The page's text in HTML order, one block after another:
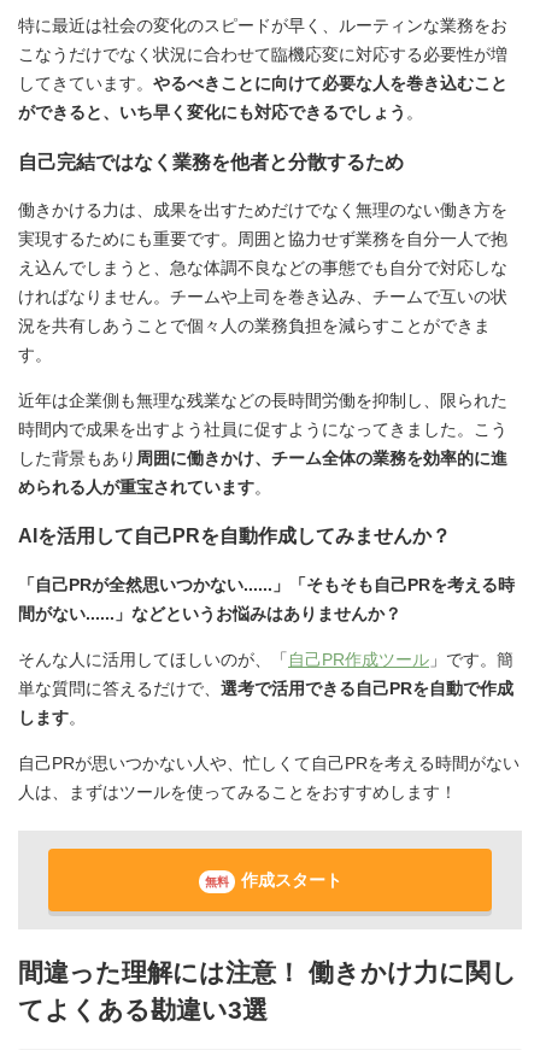
特に最近は社会の変化のスピードが早く、ルーティンな業務をお
こなうだけでなく状況に合わせて臨機応変に対応する必要性が増
してきています。 やるべきことに向けて必要な人を巻き込むこと
ができると、いち早く変化にも対応できるでしょう 。
自己完結ではなく業務を他者と分散するため
働きかける力は、成果を出すためだけでなく無理のない働き方を
実現するためにも重要です。周囲と協力せず業務を自分一人で抱
え込んでしまうと、急な体調不良などの事態でも自分で対応しな
ければなりません。チームや上司を巻き込み、チームで互いの状
況を共有しあうことで個々人の業務負担を減らすことができま
す。
近年は企業側も無理な残業などの長時間労働を抑制し、限られた
時間内で成果を出すよう社員に促すようになってきました。こう
した背景もあり 周囲に働きかけ、チーム全体の業務を効率的に進
められる人が重宝されています。
AIを活用して自己PRを自動作成してみませんか？
「自己PRが全然思いつかない......」「そもそも自己PRを考える時
間がない......」などというお悩みはありませんか？
そんな人に活用してほしいのが、「 自己PR作成ツール 」です。簡
単な質問に答えるだけで、 選考で活用できる自己PRを自動で作成
します。
自己PRが思いつかない人や、忙しくて自己PRを考える時間がない
人は、まずはツールを使ってみることをおすすめします！
無料 作成スタート
間違った理解には注意！ 働きかけ力に関し
てよくある勘違い3選